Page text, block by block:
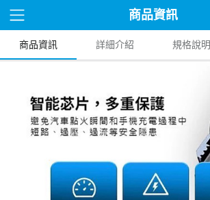
商品資訊
商品資訊 詳細介紹 規格說明